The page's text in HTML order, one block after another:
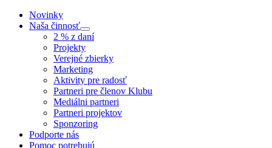
Novinky
Naša činnosť
Submenu
2 % z daní
Projekty
Verejné zbierky
Marketing
Aktivity pre radosť
Partneri pre členov Klubu
Mediálni partneri
Partneri projektov
Sponzoring
Podporte nás
Pomoc potrebujú